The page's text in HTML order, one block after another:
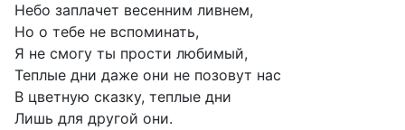
Небо заплачет весенним ливнем,
Но о тебе не вспоминать,
Я не смогу ты прости любимый,
Теплые дни даже они не позовут нас
В цветную сказку, теплые дни
Лишь для другой они.